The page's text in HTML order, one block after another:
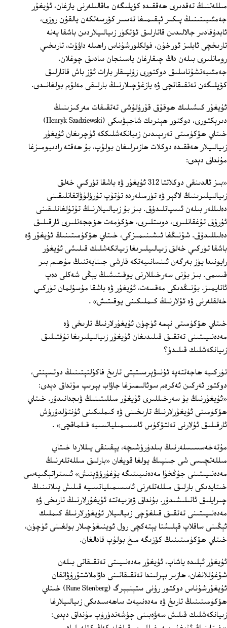
مىللەتنىڭ تەقدىرى ھەققىدە كۆپلىگەن ماقالىلەرنى يازغان، ئۇيغۇر
جەمئىيىتىنىڭ پىكىر ئېقىمىغا تەسىر كۆرسەتكەن يالقۇن روزى،
ئابدۇقادىر جالالىدىن قاتارلىق ئۆتكۈر زىيالىيلاردىن باشقا يەنە
تارىخچى ئابلىز ئورخۇن، فولكلورشۇناس راھىلە داۋۇت، تارىخىي
رومانلىرى بىلەن داڭ چىقارغان ياسىنجان سادىق چوغلان،
جەمئىيەتشۇناسلىق دوكتورى زۇلپىقار بارات ئۆز باش قاتارلىق
كۆپلىگەن تەتقىقاتچى ۋە يازغۇچىلارنىڭ بارلىقى مەلۇم بولغانىدى.
ئۇيغۇر كىشىلىك ھوقۇق قۇرۇلۇشى تەتقىقات مەركىزىنىڭ
دىرېكتورى، دوكتور ھېنرىك شاجېۋسكى (Henryk Szadziewski)
خىتاي ھۆكۈمىتى تەرىپىدىن زىيانكەشلىككە ئۇچرىغان ئۇيغۇر
زىيالىيلار ھەققىدە دوكلات ھازىرلىغان بولۇپ، بۇ ھەقتە رادىيومىزغا
مۇنداق دېدى:
«بىز ئالدىنقى دوكلاتتا 312 ئۇيغۇر ۋە باشقا تۈركىي خەلق
زىيالىيلىرىنىڭ لاگېر ۋە تۈرمىلەردە تۇتۇپ تۇرۇلۇۋاتقانلىقىنى
دەلىللەر بىلەن ئىسپاتلىدۇق. بىز بۇ زىيالىيلارنىڭ تۇتۇلغانلىقىنى
ئۇرۇق تۇغقانلىرى، دوستلىرى، ھۆكۈمەت ھۆججەتلىرى ئارقىلىق
دەلىللىدۇق. شۇنىڭغا ئىشىنىمىزكى، خىتاي ھۆكۈمىتىنىڭ ئۇيغۇر ۋە
باشقا تۈركىي خەلق زىيالىيلىرىغا زىيانكەشلىك قىلىشى ئۇيغۇر
رايونىدا يۈز بەرگەن ئىنسانىيەتكە قارشى جىنايەتنىڭ مۇھىم بىر
قىسمى. بىز بۇنى سەرخىللارنى يوقىتىشىڭ يېڭى شەكلى دەپ
ئاتايمىز. بۇنىڭدىكى مەقسەت، ئۇيغۇر ۋە باشقا مۇسۇلمان تۈركىي
خەلقلەرنى ۋە ئۇلارنىڭ كىملىكىنى يوقىتىش» .
خىتاي ھۆكۈمىتى نېمە ئۈچۈن ئۇيغۇرلارنىڭ تارىخى ۋە
مەدەنىيىتىنى تەتقىق قىلىدىغان ئۇيغۇر زىيالىيلىرىغا نۇقتىلىق
زىيانكەشلىك قىلىدۇ؟
تۈركىيە ھاجەتتەپە ئۇنىۋېرسىتېتى تارىخ فاكۇلتېتىنىڭ دوتسېنتى،
دوكتور ئەركىن ئەكرەم سوئالىمىزغا جاۋاب بېرىپ مۇنداق دېدى:
«ئۇيغۇرنىڭ بۇ سەرخىللىرى ئۇيغۇر مىللىتىنىڭ ۋىجدانىدۇر. خىتاي
ھۆكۈمىتى ئۇيغۇرلارنىڭ تارىخىنى ۋە كىملىكىنى ئۇنتۇلدۇرۇش
ئارقىلىق ئۇلارنى تەلتۆكۈس ئاسسىمىلياتسىيە قىلماقچى» .
مۇتەخەسسىسلەرنىڭ بىلدۈرۈشىچە، يېقىنقى يىللاردا خىتاي
مىللەتچىسى شى جىنپىڭ يولغا قويغان «بارلىق مىللەتلەرنىڭ
مەدەنىيىتىنى جۇڭخۇا مەدەنىيىتىگە يۇغۇرۇۋېتىش» ئىستراتېگىيەسى
خىتايدىكى بارلىق مىللەتلەرنى ئاسسىمىلياتسىيە قىلىش پىلانىنىڭ
چىرايلىق ئاتىلىشىدۇر. بۇنداق ۋەزىيەتتە ئۇيغۇرلارنىڭ تارىخى ۋە
مەدەنىيىتىنى تەتقىق قىلغۇچى زىيالىيلار ئۇيغۇرلارنىڭ كىملىك
ئېڭىنى ساقلاپ قېلىشتا يېتەكچى رول ئوينىغۇچىلار بولغىنى ئۈچۈن،
خىتاي ھۆكۈمىتىنىڭ كۆزىگە مىخ بولۇپ قادالغان.
ئۇيغۇر ئېلىدە ياشاپ، ئۇيغۇر مەدەنىيىتى تەتقىقاتى بىلەن
شۇغۇللانغان، ھازىر بېرلىندا تەتقىقاتىنى داۋاملاشتۇرۇۋاتقان
ئۇيغۇرشۇناس دوكتور رۇنى ستېنبېرگ (Rune Stenberg) خىتاي
ھۆكۈمىتىنىڭ تارىخ ۋە مەدەنىيەت ساھەسىدىكى زىيالىيلارغا
زىيانكەشلىك قىلىش سەۋەبىنى چۈشەندۈرۈپ مۇنداق دېدى: